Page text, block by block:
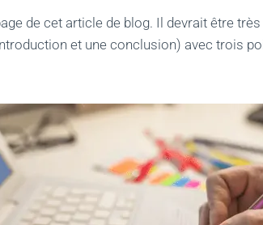
de cet article de blog. Il devrait être
et une conclusion) avec trois